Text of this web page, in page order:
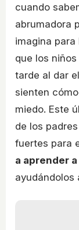
cuando
abrumadora
imagina
que los
tarde al dar
sienten
miedo. Este
de los
fuertes para
a aprender
ayudándolos